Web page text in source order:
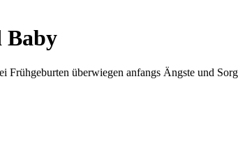
Baby
überwiegen anfangs Ängste und